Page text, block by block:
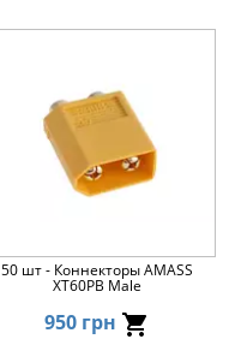
50 шт - Коннекторы AMASS
XT60PB Male
950 грн